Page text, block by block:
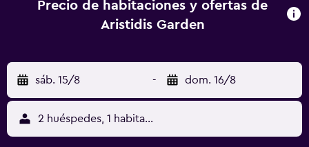
Precio de habitaciones y ofertas de
Aristidis Garden
sáb. 15/8 - dom. 16/8
2 huéspedes, 1 habitación